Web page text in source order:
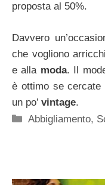
proposta al 50%.
Davvero
che vogliono
e alla moda. Il
è ottimo se cercate
un po’ vintage.
Categorie
Abbigliamento,